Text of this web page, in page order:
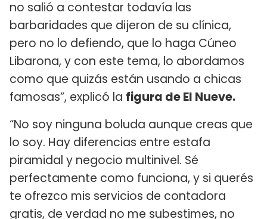
no salió a contestar todavía las
barbaridades que dijeron de su clínica,
pero no lo defiendo, que lo haga Cúneo
Libarona, y con este tema, lo abordamos
como que quizás están usando a chicas
famosas”, explicó la figura de El Nueve.
“No soy ninguna boluda aunque creas que
lo soy. Hay diferencias entre estafa
piramidal y negocio multinivel. Sé
perfectamente como funciona, y si querés
te ofrezco mis servicios de contadora
gratis, de verdad no me subestimes, no